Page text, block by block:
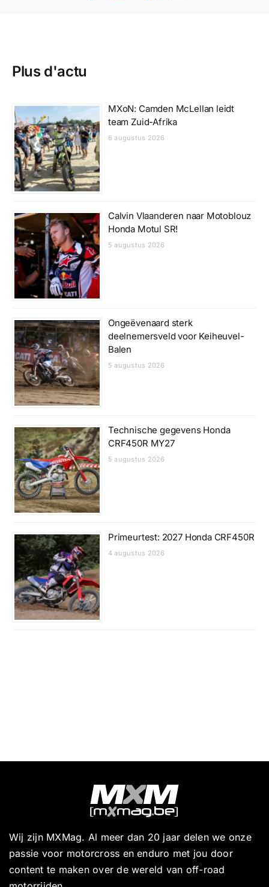
Plus d'actu
MXoN: Camden McLellan leidt
team Zuid-Afrika
6 augustus 2026
Calvin Vlaanderen naar Motoblouz
Honda Motul SR!
5 augustus 2026
Ongeëvenaard sterk
deelnemersveld voor Keiheuvel-
Balen
5 augustus 2026
Technische gegevens Honda
CRF450R MY27
5 augustus 2026
Primeurtest: 2027 Honda CRF450R
4 augustus 2026
Wij zijn MXMag. Al meer dan 20 jaar delen we onze
passie voor motorcross en enduro met jou door
content te maken over de wereld van off-road